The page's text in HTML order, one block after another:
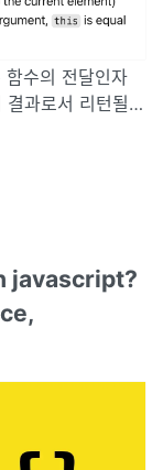
수의 전달인자
과로서 리턴될
로 받는
javascript?